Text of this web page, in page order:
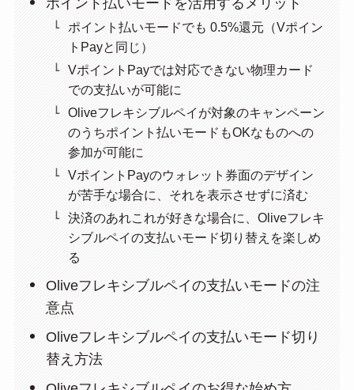
ポイント払いモードでも 0.5%還元（Vポイン
トPayと同じ）
VポイントPayでは対応できない物理カード
での支払いが可能に
Oliveフレキシブルペイが対象のキャンペーン
のうちポイント払いモードもOKなものへの
参加が可能に
VポイントPayのウォレット券面のデザイン
が苦手な場合に、それを表示させずに済む
決済のあれこれが好きな場合に、Oliveフレキ
シブルペイの支払いモード切り替えを楽しめ
る
Oliveフレキシブルペイの支払いモードの注
意点
Oliveフレキシブルペイの支払いモード切り
替え方法